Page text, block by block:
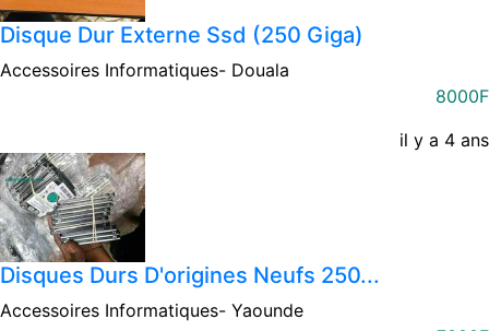
Disque Dur Externe Ssd (250 Giga)
Accessoires Informatiques- Douala
8000F
il y a 4 ans
Disques Durs D'origines Neufs 250...
Accessoires Informatiques- Yaounde